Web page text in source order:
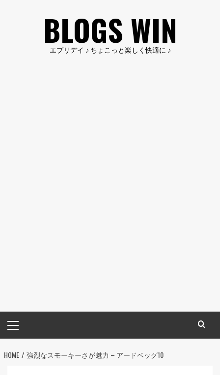
BLOGS WIN
エブリデイ ♪ ちょこっと楽しく快適に ♪
イ
ン
メ
HOME 強烈なスモーキーさが魅力 – アードベッグ10